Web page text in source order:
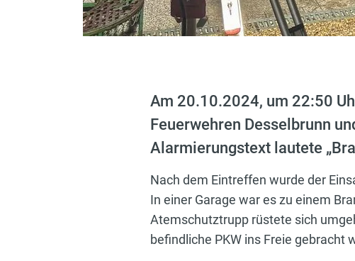
Am 20.10.2024, um 22:50
Feuerwehren Desselbrunn
Alarmierungstext lautete
Nach dem Eintreffen wurde der
In einer Garage war es zu einem
Atemschutztrupp rüstete sich
befindliche PKW ins Freie gebracht